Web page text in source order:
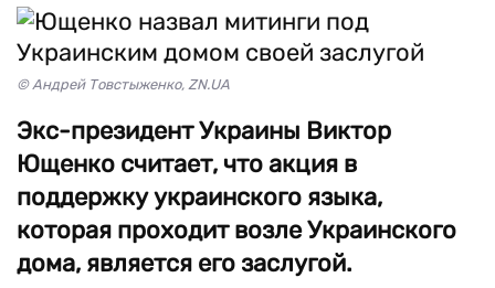
© Андрей Товстыженко, ZN.UA
Экс-президент Украины Виктор
Ющенко считает, что акция в
поддержку украинского языка,
которая проходит возле Украинского
дома, является его заслугой.